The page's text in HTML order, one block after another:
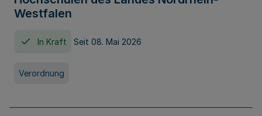
Westfalen
In Kraft Seit 08. Mai 2026
Verordnung